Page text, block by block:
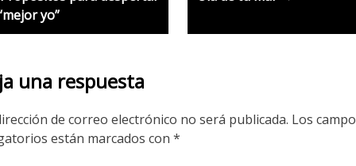
yo”
una respuesta
de correo electrónico no será publicada. Los
están marcados con *